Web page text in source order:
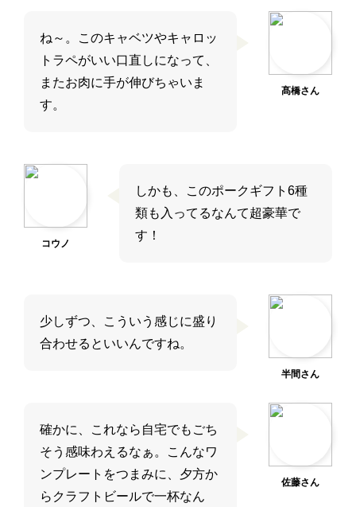
髙橋さん
ね～。このキャベツやキャロッ
トラペがいい口直しになって、
またお肉に手が伸びちゃいま
す。
コウノ
しかも、このポークギフト6種
類も入ってるなんて超豪華で
す！
半間さん
少しずつ、こういう感じに盛り
合わせるといいんですね。
佐藤さん
確かに、これなら自宅でもごち
そう感味わえるなぁ。こんなワ
ンプレートをつまみに、夕方か
らクラフトビールで一杯なん